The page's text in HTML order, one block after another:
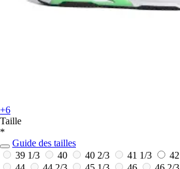
+6
Taille
*
Guide des tailles
39 1/3
40 40 2/3 41 1/3 42